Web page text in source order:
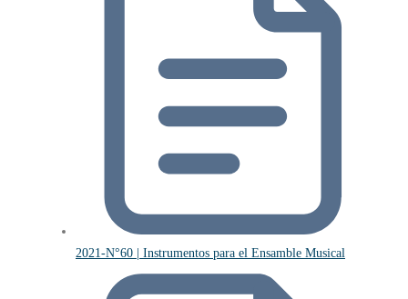
2021-N°60 | Instrumentos para el Ensamble Musical